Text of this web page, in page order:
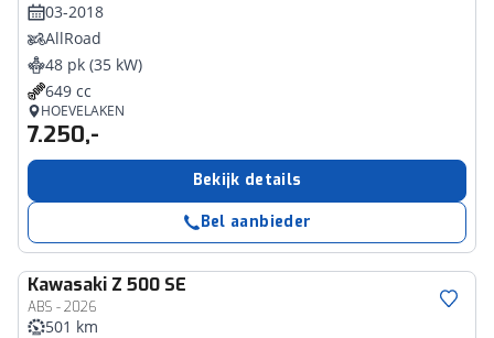
03-2018
AllRoad
48 pk (35 kW)
649 cc
HOEVELAKEN
7.250,-
Bekijk details
Bel aanbieder
Kawasaki Z 500 SE
ABS - 2026
501 km